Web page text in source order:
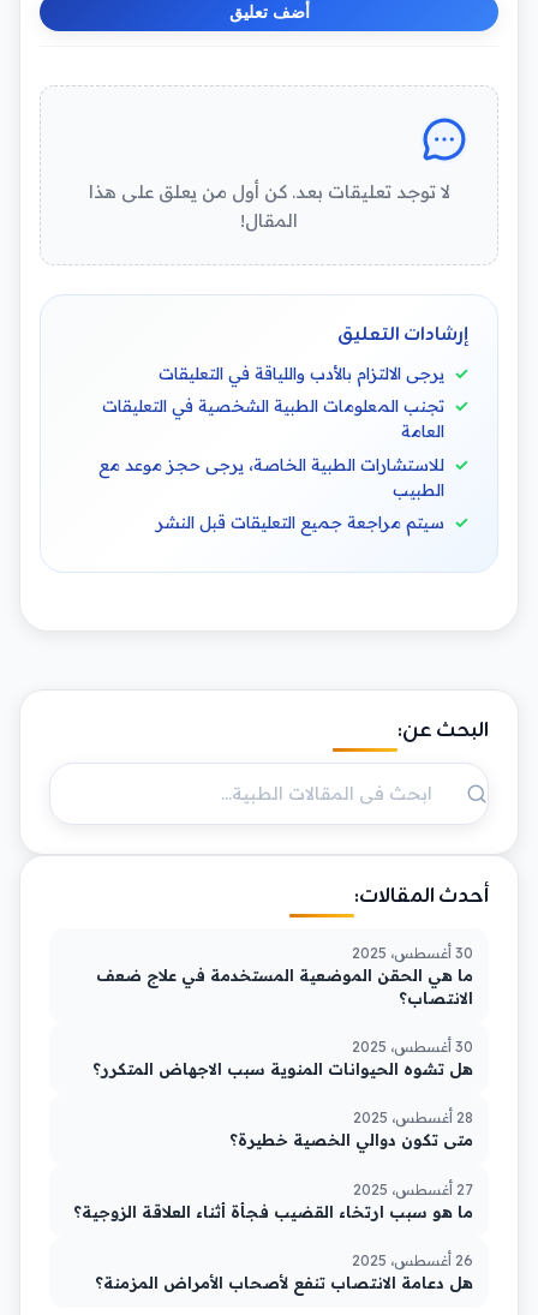
البحث عن:
أحدث المقالات:
30 أغسطس، 2025
ما هي الحقن الموضعية المستخدمة في علاج ضعف
الانتصاب؟
30 أغسطس، 2025
هل تشوه الحيوانات المنوية سبب الاجهاض المتكرر؟
28 أغسطس، 2025
متى تكون دوالي الخصية خطيرة؟
27 أغسطس، 2025
ما هو سبب ارتخاء القضيب فجأة أثناء العلاقة الزوجية؟
26 أغسطس، 2025
هل دعامة الانتصاب تنفع لأصحاب الأمراض المزمنة؟
أضف تعليق
لا توجد تعليقات بعد. كن أول من يعلق على هذا
المقال!
إرشادات التعليق
يرجى الالتزام بالأدب واللياقة في التعليقات
تجنب المعلومات الطبية الشخصية في التعليقات
العامة
للاستشارات الطبية الخاصة، يرجى حجز موعد مع
الطبيب
سيتم مراجعة جميع التعليقات قبل النشر